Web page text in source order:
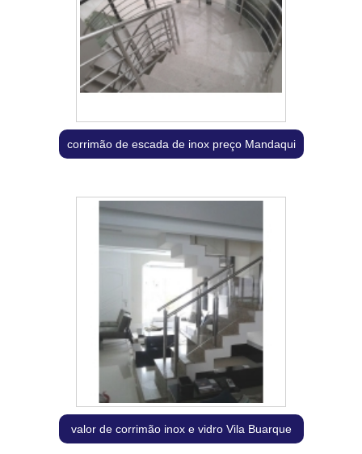
corrimão de escada de inox preço Mandaqui
valor de corrimão inox e vidro Vila Buarque